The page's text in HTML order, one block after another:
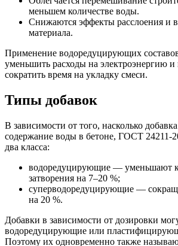
меньшем количестве воды.
Снижаются эффекты расслоения и
материала.
Применение водоредуцирующих
уменьшить расходы на электроэнергию и
сократить время на укладку смеси.
Типы добавок
В зависимости от того, насколько
содержание воды в бетоне, ГОСТ 24211-
два класса:
водоредуцирующие — уменьшают
затворения на 7–20 %;
суперводоредуцирующие —
на 20 %.
Добавки в зависимости от дозировки
водоредуцирующие или
Поэтому их одновременно также